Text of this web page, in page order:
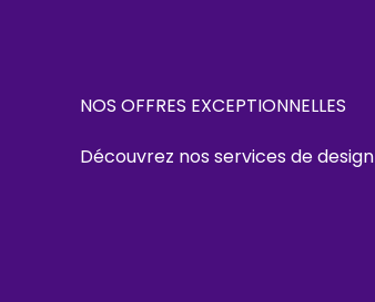
NOS OFFRES EXCEPTIONNELLES
Découvrez nos services de design